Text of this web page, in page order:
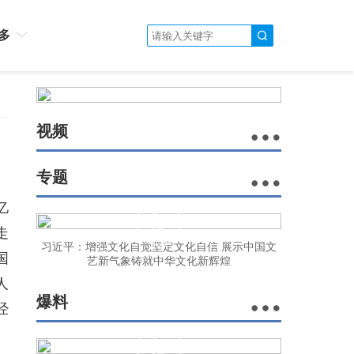
视频
专题
习近平：增强文化自觉坚定文化自信 展示中国文
艺新气象铸就中华文化新辉煌
爆料